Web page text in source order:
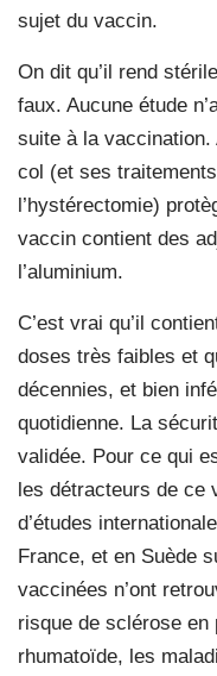
sujet du vaccin.
On dit qu’il rend
faux. Aucune étude
suite à la
col (et ses
l’hystérectomie)
vaccin contient des
l’aluminium.
C’est vrai qu’il
doses très faibles et
décennies, et bien
quotidienne. La
validée. Pour ce qui
les détracteurs de ce
d’études
France, et en Suède
vaccinées n’ont
risque de sclérose
rhumatoïde, les